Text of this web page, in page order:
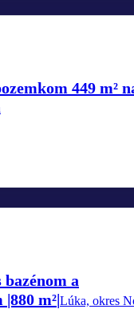
449 m²
a
m²|Lúka, okres